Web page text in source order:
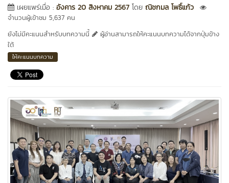
เผยแพร่เมื่อ : อังคาร 20 สิงหาคม 2567 โดย ณิชกมล โพธิ์แก้ว
จำนวนผู้เข้าชม 5,637 คน
ยังไม่มีคะแนนสำหรับบทความนี้
ผู้อ่านสามารถให้คะแนนบทความได้จากปุ่มข้าง
ใต้
ให้คะแนนบทความ